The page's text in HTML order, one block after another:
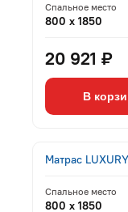
Спальное место
800 x 1850
20 921 ₽
В
Матрас
Спальное место
800 x 1850